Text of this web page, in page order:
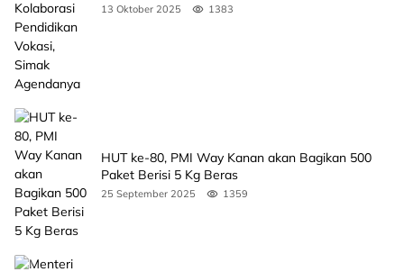
Agendanya
13 Oktober 2025 1383
HUT ke-80, PMI Way Kanan akan Bagikan 500
Paket Berisi 5 Kg Beras
25 September 2025 1359